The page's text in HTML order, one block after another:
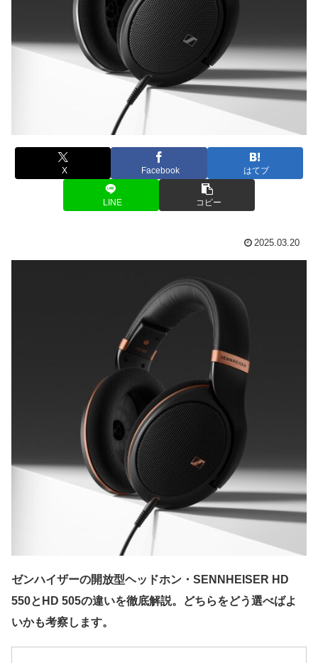
X Facebook はてブ
LINE コピー
2025.03.20
ゼンハイザーの開放型ヘッドホン・SENNHEISER HD
550とHD 505の違いを徹底解説。どちらをどう選べばよ
いかも考察します。